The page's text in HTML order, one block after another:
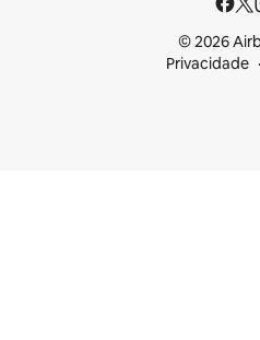
© 2026
Privacidade